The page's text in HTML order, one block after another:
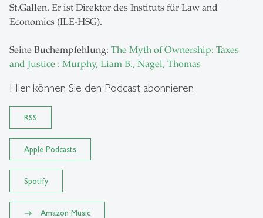
St.Gallen. Er ist Direktor des Instituts für Law and
Economics (ILE-HSG).
Seine Buchempfehlung: The Myth of Ownership: Taxes
and Justice : Murphy, Liam B., Nagel, Thomas
Hier können Sie den Podcast abonnieren
RSS
Apple Podcasts
Spotify
Amazon Music